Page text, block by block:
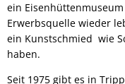
ein
Erwerbsquelle wieder
ein Kunstschmied wie
haben.
Seit 1975 gibt es in